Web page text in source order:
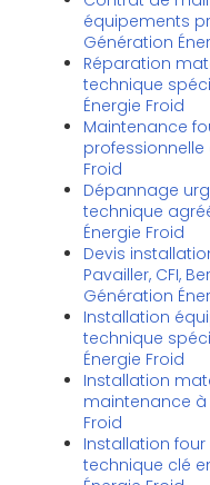
équipements
Génération
Réparation
technique
Énergie Froid
Maintenance
Froid
Dépannage
technique
Énergie Froid
Devis
Pavailler, CFI,
Génération
Installation
technique
Énergie Froid
Installation
maintenance à
Froid
Installation
technique clé